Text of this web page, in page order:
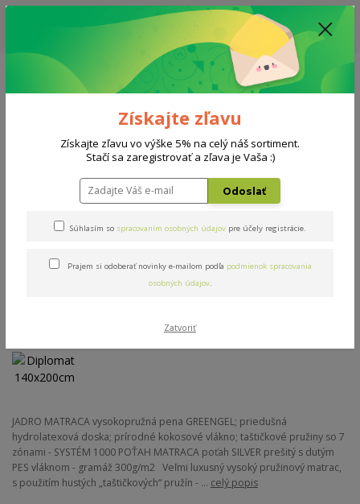
ZĽAVA: VŠETKY VYSTAVENÉ POSTELE ZA 400€ - CENA MATRACU A ROŠTU
PODĽA VÝBERU / DODACIA LEHOTA JE AKTUÁLNE 10-15 PRACOVNÝCH
Menu
0908 777 700 Po-So: 10-18 hod.
0
Matrace Diplomat 140x200cm
Diplomat 140x200cm
Doprava ZADARMO
JADRO MATRACA vysokopružná pena GREENGEL; priedušná
hydrolatexová doska; prírodné kokosové vlákno; taštičkové pružiny so 7
zónami - SYSTÉM 1000 POŤAH MATRACA poťah SILVER prešitý s dutým
PES vláknom - gramáž 300g/m2 Veľmi luxusný vysoký pružinový matrac,
s použitím hustých „taštičkových“ pružín - ... celý popis
Získajte zľavu
Získajte zľavu vo výške 5% na celý náš sortiment.
Stačí sa zaregistrovať a zľava je Vaša :)
Odoslať
Súhlasím so spracovaním osobných údajov pre účely registrácie.
Prajem si odoberať novinky e-mailom podľa podmienok spracovania
osobných údajov.
Zatvoriť